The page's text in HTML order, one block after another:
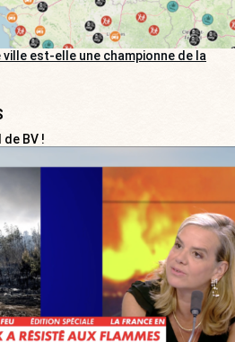
ville est-elle une championne de la
BV !